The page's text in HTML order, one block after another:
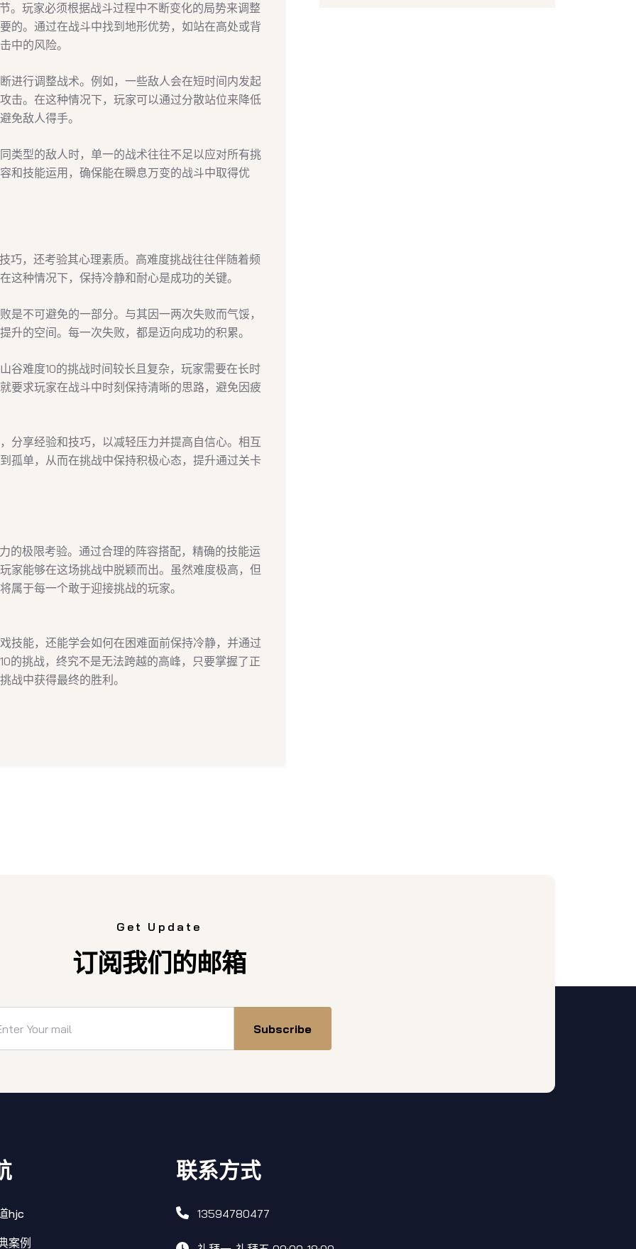
。玩家必须根据战斗过程中不断变化的局势来调整
的。通过在战斗中找到地形优势，如站在高处或背
中的风险。
进行调整战术。例如，一些敌人会在短时间内发起
击。在这种情况下，玩家可以通过分散站位来降低
免敌人得手。
类型的敌人时，单一的战术往往不足以应对所有挑
和技能运用，确保能在瞬息万变的战斗中取得优
巧，还考验其心理素质。高难度挑战往往伴随着频
这种情况下，保持冷静和耐心是成功的关键。
是不可避免的一部分。与其因一两次失败而气馁，
升的空间。每一次失败，都是迈向成功的积累。
谷难度10的挑战时间较长且复杂，玩家需要在长时
要求玩家在战斗中时刻保持清晰的思路，避免因疲
分享经验和技巧，以减轻压力并提高自信心。相互
孤单，从而在挑战中保持积极心态，提升通过关卡
的极限考验。通过合理的阵容搭配，精确的技能运
家能够在这场挑战中脱颖而出。虽然难度极高，但
属于每一个敢于迎接挑战的玩家。
技能，还能学会如何在困难面前保持冷静，并通过
的挑战，终究不是无法跨越的高峰，只要掌握了正
战中获得最终的胜利。
Get Update
订阅我们的邮箱
Subscribe
hjc
案例
联系方式
13594780477